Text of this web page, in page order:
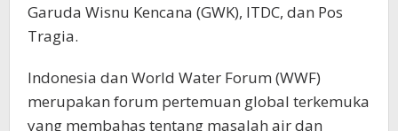
Garuda Wisnu Kencana (GWK), ITDC, dan Pos
Tragia.
Indonesia dan World Water Forum (WWF)
merupakan forum pertemuan global terkemuka
yang membahas tentang masalah air dan